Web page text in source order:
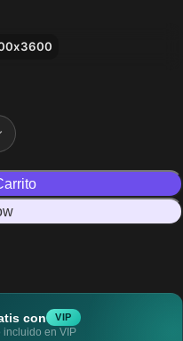
con VIP
incluido en VIP